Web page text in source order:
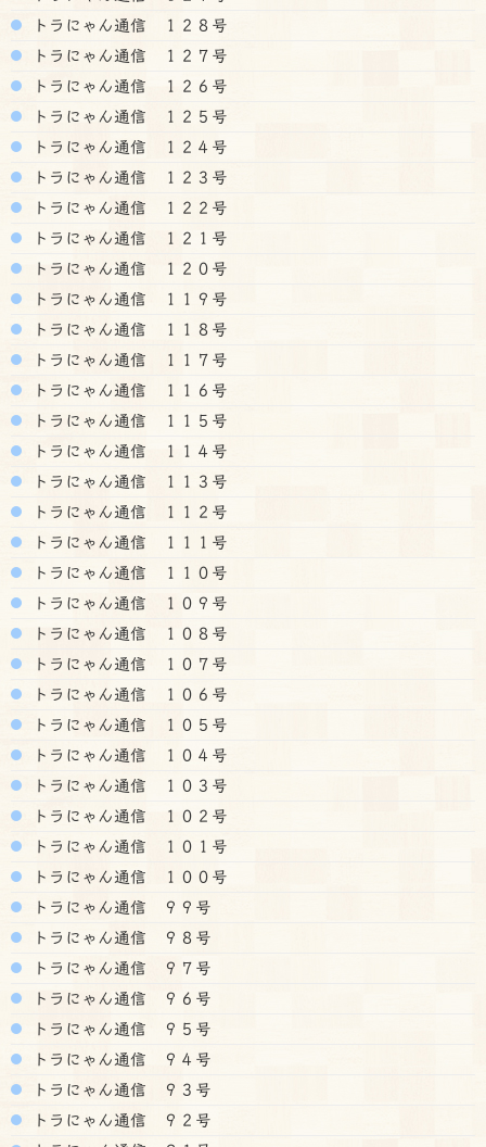
トラにゃん通信 １２８号
トラにゃん通信 １２７号
トラにゃん通信 １２６号
トラにゃん通信 １２５号
トラにゃん通信 １２４号
トラにゃん通信 １２３号
トラにゃん通信 １２２号
トラにゃん通信 １２１号
トラにゃん通信 １２０号
トラにゃん通信 １１９号
トラにゃん通信 １１８号
トラにゃん通信 １１７号
トラにゃん通信 １１６号
トラにゃん通信 １１５号
トラにゃん通信 １１４号
トラにゃん通信 １１３号
トラにゃん通信 １１２号
トラにゃん通信 １１１号
トラにゃん通信 １１０号
トラにゃん通信 １０９号
トラにゃん通信 １０８号
トラにゃん通信 １０７号
トラにゃん通信 １０６号
トラにゃん通信 １０５号
トラにゃん通信 １０４号
トラにゃん通信 １０３号
トラにゃん通信 １０２号
トラにゃん通信 １０１号
トラにゃん通信 １００号
トラにゃん通信 ９９号
トラにゃん通信 ９８号
トラにゃん通信 ９７号
トラにゃん通信 ９６号
トラにゃん通信 ９５号
トラにゃん通信 ９４号
トラにゃん通信 ９３号
トラにゃん通信 ９２号